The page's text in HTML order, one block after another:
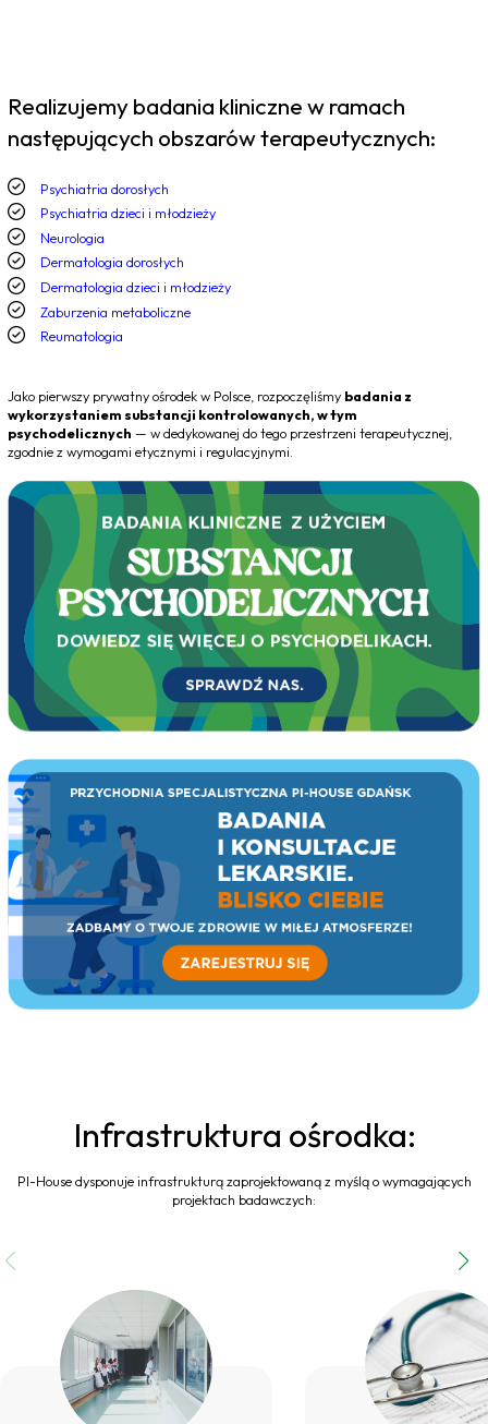
Realizujemy badania kliniczne w ramach
następujących obszarów terapeutycznych:
Psychiatria dorosłych
Psychiatria dzieci i młodzieży
Neurologia
Dermatologia dorosłych
Dermatologia dzieci i młodzieży
Zaburzenia metaboliczne
Reumatologia
Jako pierwszy prywatny ośrodek w Polsce, rozpoczęliśmy badania z
wykorzystaniem substancji kontrolowanych, w tym
psychodelicznych — w dedykowanej do tego przestrzeni terapeutycznej,
zgodnie z wymogami etycznymi i regulacyjnymi.
Infrastruktura ośrodka:
PI-House dysponuje infrastrukturą zaprojektowaną z myślą o wymagających
projektach badawczych: